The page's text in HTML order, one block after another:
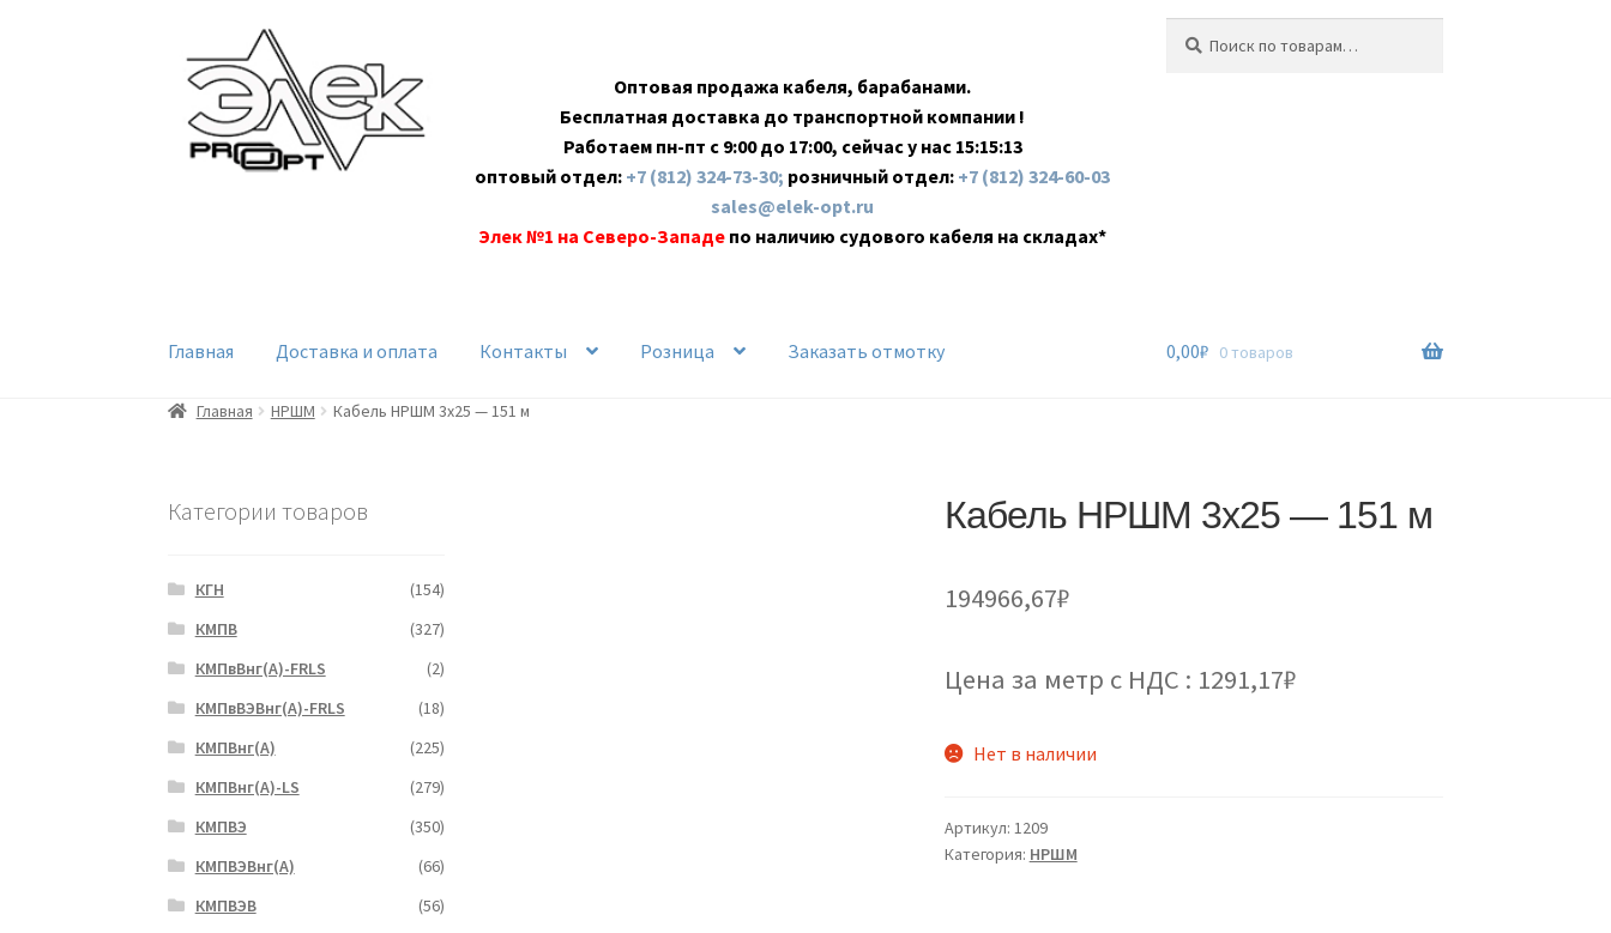
навигации
содержимому
Оптовая продажа кабеля, барабанами.
Бесплатная доставка до транспортной компании !
Работаем пн-пт с 9:00 до 17:00, сейчас у нас 15:15:14
оптовый отдел: +7 (812) 324-73-30; розничный отдел: +7 (812) 324-60-03
sales@elek-opt.ru
Элек №1 на Северо-Западе по наличию судового кабеля на складах*
Главная Доставка и оплата Контакты Розница Заказать отмотку 0,00₽ 0 товаров
Главная НРШМ Кабель НРШМ 3х25 — 151 м
Кабель НРШМ 3х25 — 151 м
194966,67₽
Цена за метр с НДС : 1291,17₽
Нет в наличии
Артикул: 1209
Категория: НРШМ
Категории товаров
КГН
(154)
КМПВ
(327)
КМПвВнг(А)-FRLS
(2)
КМПвВЭВнг(А)-FRLS
(18)
КМПВнг(А)
(225)
КМПВнг(А)-LS
(279)
КМПВЭ
(350)
КМПВЭBнг(А)
(66)
КМПВЭВ
(56)